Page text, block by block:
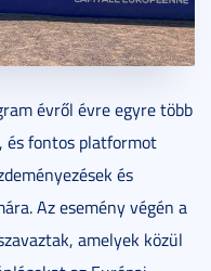
évről évre egyre több
és fontos platformot
és
Az esemény végén a
amelyek közül